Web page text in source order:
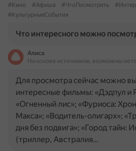
#Кино
#Афиша #ЧтоПосмотреть
#КультурныеСобытия
Что интересного можно
Алиса
На основе источников, возможны
Для просмотра сейчас можно
интересные фильмы: «Дэдпул и
«Огненный лис»; «Фуриоса:
Макса»; «Водитель-олигарх»;
дня без подвига»; «Город тайн:
(триллер, Австралия…